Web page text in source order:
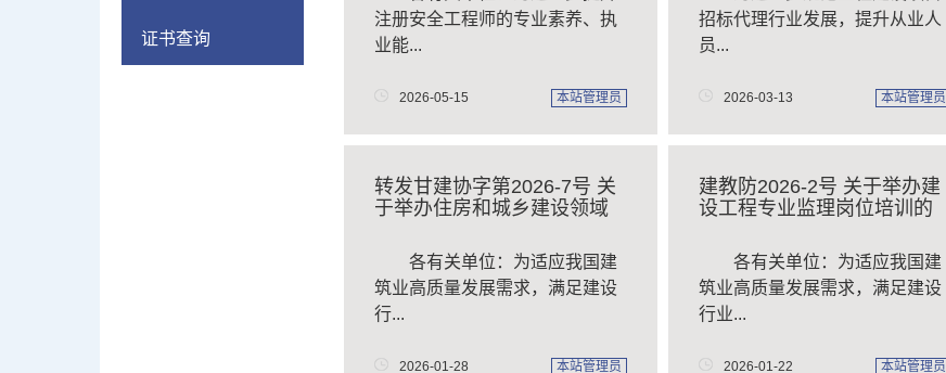
证书查询
注册安全工程师的专业素养、执
业能...
2026-05-15 本站管理员
招标代理行业发展，提升从业人
员...
2026-03-13 本站管理员
转发甘建协字第2026-7号 关
于举办住房和城乡建设领域
​ 各有关单位：为适应我国建
筑业高质量发展需求，满足建设
行...
2026-01-28 本站管理员
建教防2026-2号 关于举办建
设工程专业监理岗位培训的
各有关单位：为适应我国建
筑业高质量发展需求，满足建设
行业...
2026-01-22 本站管理员